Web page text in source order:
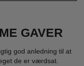
GAVER
god anledning til at
de er værdsat.